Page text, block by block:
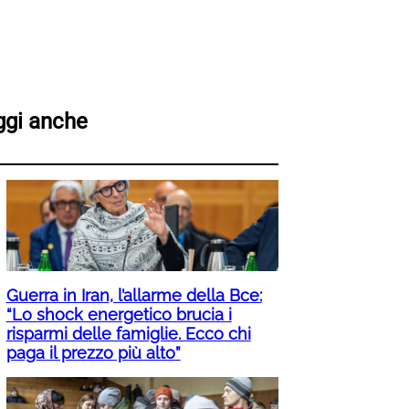
anche
Guerra in Iran, l’allarme della Bce:
“Lo shock energetico brucia i
risparmi delle famiglie. Ecco chi
paga il prezzo più alto”